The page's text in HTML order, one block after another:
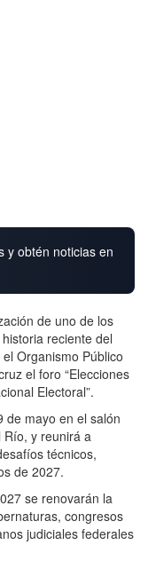
y obtén noticias en
de uno de los
reciente del
Organismo Público
el foro “Elecciones
Electoral”.
de mayo en el salón
y reunirá a
técnicos,
de 2027.
se renovarán la
congresos
judiciales federales